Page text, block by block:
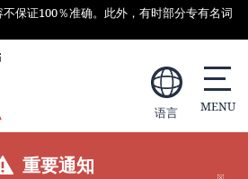
保证100％准确。此外，有时部分专有名词
语言
重要通知